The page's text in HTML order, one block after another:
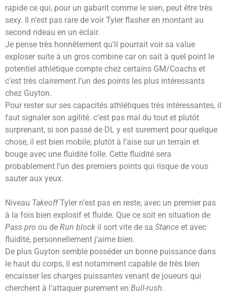
rapide ce qui, pour un gabarit comme le sien, peut être très
sexy. Il n’est pas rare de voir Tyler flasher en montant au
second rideau en un éclair.
Je pense très honnêtement qu’il pourrait voir sa value
exploser suite à un gros combine car on sait à quel point le
potentiel athlétique compte chez certains GM/Coachs et
c’est très clairement l’un des points les plus intéressants
chez Guyton.
Pour rester sur ses capacités athlétiques très intéressantes, il
faut signaler son agilité. c’est pas mal du tout et plutôt
surprenant, si son passé de DL y est surement pour quelque
chose, il est bien mobile, plutôt à l’aise sur un terrain et
bouge avec une fluidité folle. Cette fluidité sera
probablement l’un des premiers points qui risque de vous
sauter aux yeux.
Niveau TakeoffTyler n’est pas en reste, avec un premier pas
à la fois bien explosif et fluide. Que ce soit en situation de
Pass pro ou de Run block il sort vite de sa Stance et avec
fluidité, personnellement j’aime bien.
De plus Guyton semble posséder un bonne puissance dans
le haut du corps, il est notamment capable de très bien
encaisser les charges puissantes venant de joueurs qui
cherchent à l’attaquer purement en Bull-rush.